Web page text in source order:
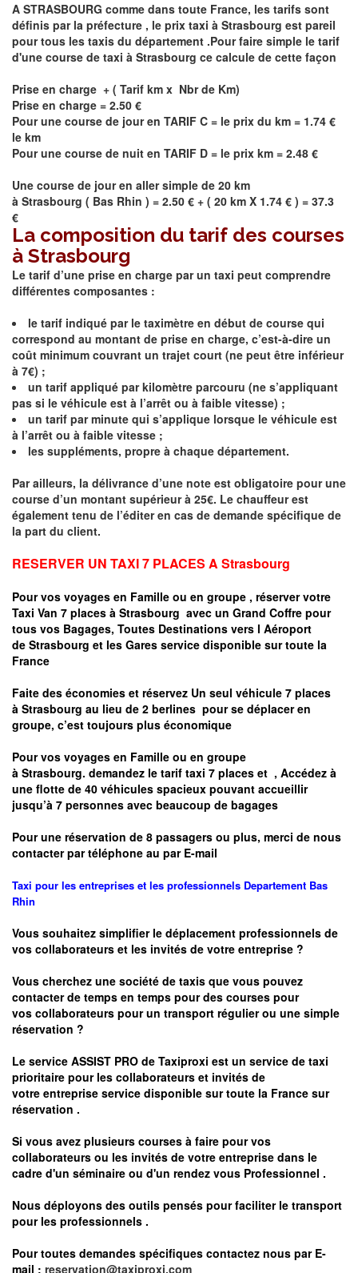
A STRASBOURG comme dans toute France, les tarifs sont
définis par la préfecture , le prix taxi à Strasbourg est pareil
pour tous les taxis du département .Pour faire simple le tarif
d'une course de taxi à Strasbourg ce calcule de cette façon
Prise en charge + ( Tarif km x Nbr de Km)
Prise en charge = 2.50 €
Pour une course de jour en TARIF C = le prix du km = 1.74 €
le km
Pour une course de nuit en TARIF D = le prix km = 2.48 €
Une course de jour en aller simple de 20 km
à Strasbourg ( Bas Rhin ) = 2.50 € + ( 20 km X 1.74 € ) = 37.3
€
La composition du tarif des courses
à Strasbourg
Le tarif d’une prise en charge par un taxi peut comprendre
différentes composantes :
le tarif indiqué par le taximètre en début de course qui
correspond au montant de prise en charge, c’est-à-dire un
coût minimum couvrant un trajet court (ne peut être inférieur
à 7€) ;
un tarif appliqué par kilomètre parcouru (ne s’appliquant
pas si le véhicule est à l’arrêt ou à faible vitesse) ;
un tarif par minute qui s’applique lorsque le véhicule est
à l’arrêt ou à faible vitesse ;
les suppléments, propre à chaque département.
Par ailleurs, la délivrance d’une note est obligatoire pour une
course d’un montant supérieur à 25€. Le chauffeur est
également tenu de l’éditer en cas de demande spécifique de
la part du client.
RESERVER UN TAXI 7 PLACES A Strasbourg
Pour vos voyages en Famille ou en groupe , réserver votre
Taxi Van 7 places à Strasbourg avec un Grand Coffre pour
tous vos Bagages, Toutes Destinations vers l Aéroport
de Strasbourg et les Gares service disponible sur toute la
France
Faite des économies et réservez Un seul véhicule 7 places
à Strasbourg au lieu de 2 berlines pour se déplacer en
groupe, c’est toujours plus économique
Pour vos voyages en Famille ou en groupe
à Strasbourg. demandez le tarif taxi 7 places et , Accédez à
une flotte de 40 véhicules spacieux pouvant accueillir
jusqu’à 7 personnes avec beaucoup de bagages
Pour une réservation de 8 passagers ou plus, merci de nous
contacter par téléphone au par E-mail
Taxi pour les entreprises et les professionnels Departement Bas
Rhin
Vous souhaitez simplifier le déplacement professionnels de
vos collaborateurs et les invités de votre entreprise ?
Vous cherchez une société de taxis que vous pouvez
contacter de temps en temps pour des courses pour
vos collaborateurs pour un transport régulierou une simple
réservation ?
Le service ASSIST PRO de Taxiproxi est un service de taxi
prioritaire pour les collaborateurs et invités de
votre entreprise service disponible sur toute la France sur
réservation .
Si vous avez plusieurs courses à faire pour vos
collaborateurs ou les invités de votre entreprise dans le
cadre d'un séminaire ou d'un rendez vous Professionnel .
Nous déployons des outils pensés pour faciliter le transport
pour les professionnels .
Pour toutes demandes spécifiques contactez nous par E-
mail : reservation@taxiproxi.com